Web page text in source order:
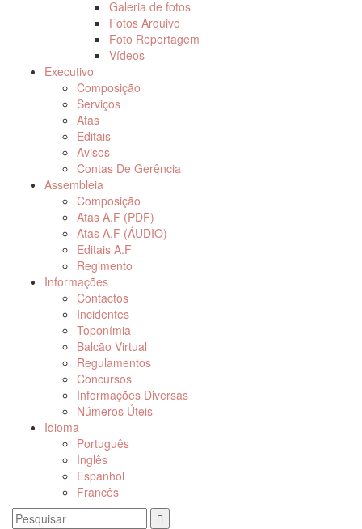
Galeria de fotos
Fotos Arquivo
Foto Reportagem
Vídeos
Executivo
Composição
Serviços
Atas
Editais
Avisos
Contas De Gerência
Assembleia
Composição
Atas A.F (PDF)
Atas A.F (ÁUDIO)
Editais A.F
Regimento
Informações
Contactos
Incidentes
Toponímia
Balcão Virtual
Regulamentos
Concursos
Informações Diversas
Números Úteis
Idioma
Português
Inglês
Espanhol
Francês